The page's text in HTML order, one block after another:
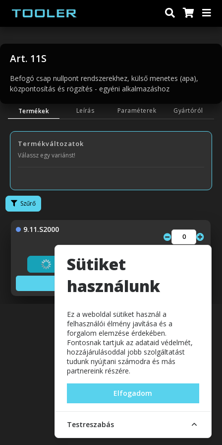
Art. 11S
Befogó csap nullpont rendszerekhez, külső menetes (apa),
központosítás és rögzítés - egyéni alkalmazáshoz
Termékek Leírás Paraméterek Gyártóról
Termékváltozatok
Válassz egy variánst!
Szűrő
9.11.S2000
Betöltés...
Adatok megjelenítése
Sütiket
használunk
Ez a weboldal sütiket használ a
felhasználói élmény javítása és a
forgalom elemzése érdekében.
Fontosnak tartjuk az adataid védelmét,
hozzájárulásoddal jobb szolgáltatást
tudunk nyújtani számodra és más
partnereink részére.
Elfogadom
Testreszabás